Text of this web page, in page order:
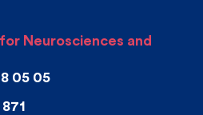
Neurosciences and
05 05